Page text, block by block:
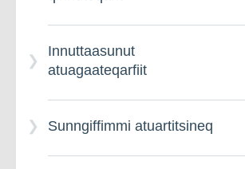
Innuttaasunut
atuagaateqarfiit
Sunngiffimmi atuartitsineq